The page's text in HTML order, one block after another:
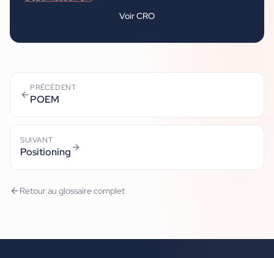
VoirCRO
PRÉCÉDENT
POEM
SUIVANT
Positioning
Retour au glossaire complet